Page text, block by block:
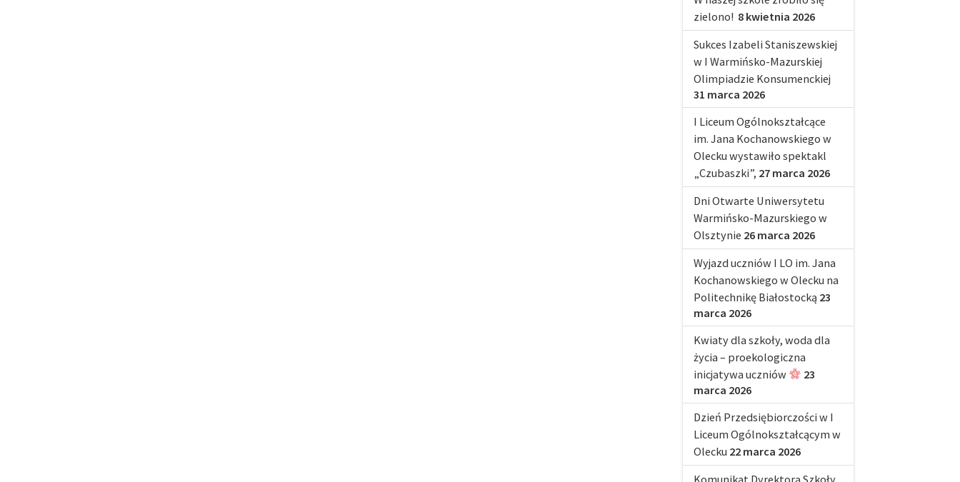
zielono! 8 kwietnia 2026
Sukces Izabeli Staniszewskiej
w I Warmińsko-Mazurskiej
Olimpiadzie Konsumenckiej
31 marca 2026
I Liceum Ogólnokształcące
im. Jana Kochanowskiego w
Olecku wystawiło spektakl
„Czubaszki”, 27 marca 2026
Dni Otwarte Uniwersytetu
Warmińsko-Mazurskiego w
Olsztynie 26 marca 2026
Wyjazd uczniów I LO im. Jana
Kochanowskiego w Olecku na
Politechnikę Białostocką 23
marca 2026
Kwiaty dla szkoły, woda dla
życia – proekologiczna
inicjatywa uczniów
23
marca 2026
Dzień Przedsiębiorczości w I
Liceum Ogólnokształcącym w
Olecku 22 marca 2026